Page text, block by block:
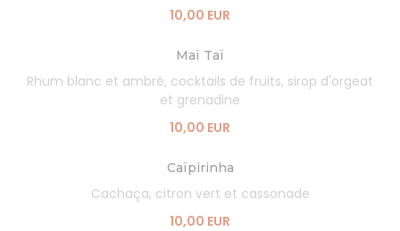
10,00 EUR
Maï Taï
Rhum blanc et ambré, cocktails de fruits, sirop d'orgeat
et grenadine
10,00 EUR
Caïpirinha
Cachaça, citron vert et cassonade
10,00 EUR